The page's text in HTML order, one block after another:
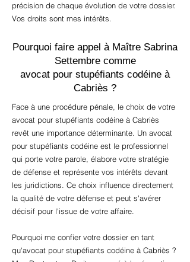
précision de chaque évolution de votre dossier.
Vos droits sont mes intérêts.
Pourquoi faire appel à Maître Sabrina
Settembre comme
avocat pour stupéfiants codéine à
Cabriès ?
Face à une procédure pénale, le choix de votre
avocat pour stupéfiants codéine à Cabriès
revêt une importance déterminante. Un avocat
pour stupéfiants codéine est le professionnel
qui porte votre parole, élabore votre stratégie
de défense et représente vos intérêts devant
les juridictions. Ce choix influence directement
la qualité de votre défense et peut s'avérer
décisif pour l'issue de votre affaire.
Pourquoi me confier votre dossier en tant
qu'avocat pour stupéfiants codéine à Cabriès ?